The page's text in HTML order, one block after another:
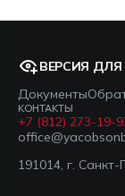
ВЕРСИЯ
Документы
КОНТАКТЫ
+7 (812) 273-19-
191014, г.